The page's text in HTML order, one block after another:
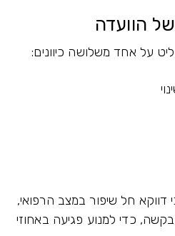
הוועדה
על אחד משלושה כיוונים:
חל שיפור במצב הרפואי,
כדי למנוע פגיעה באחוזי